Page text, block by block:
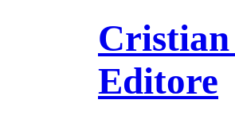
Editore